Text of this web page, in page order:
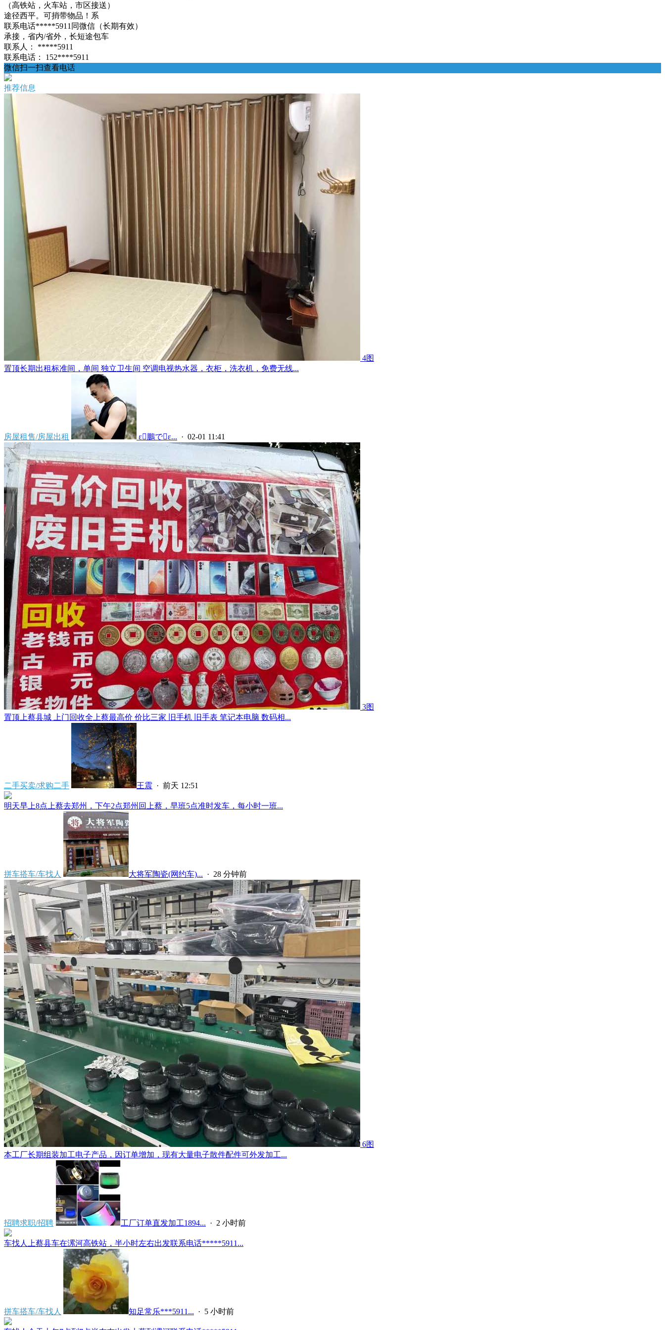
（高铁站，火车站，市区接送）
途径西平。可捎带物品！系
联系电话*****5911同微信（长期有效）
承接，省内/省外，长短途包车
联系人：
*****5911
联系电话：
152****5911
微信扫一扫查看电话
推荐信息
4图
置顶长期出租标准间，单间 独立卫生间 空调电视热水器，衣柜，洗衣机，免费无线...
房屋租售/房屋出租  ε鵬でε... · 02-01 11:41
3图
置顶 上蔡县城 上门回收全上蔡最高价 价比三家 旧手机 旧手表 笔记本电脑 数码相...
二手买卖/求购二手 王震 · 前天 12:51
明天早上8点上蔡去郑州，下午2点郑州回上蔡，早班5点准时发车，每小时一班...
拼车搭车/车找人 大将军陶瓷(网约车)... · 28 分钟前
6图
本工厂长期组装加工电子产品，因订单增加，现有大量电子散件配件可外发加工...
招聘求职/招聘 工厂订单直发加工1894... · 2 小时前
车找人上蔡县车在漯河高铁站，半小时左右出发联系电话*****5911...
拼车搭车/车找人 知足常乐***5911... · 5 小时前